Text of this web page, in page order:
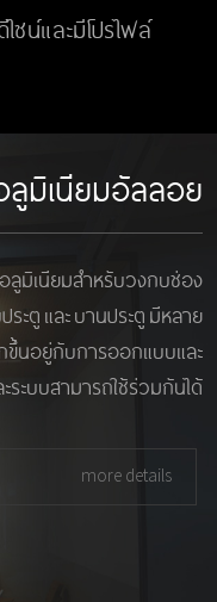
ซน์และมีโปรไฟล์
ลูมิเนียมอัลลอย
ลูมิเนียมสำหรับวงกบช่อง
ระตู และ บานประตู มีหลาย
ขึ้นอยู่กับการออกแบบและ
ระบบสามารถใช้ร่วมกันได้
more details